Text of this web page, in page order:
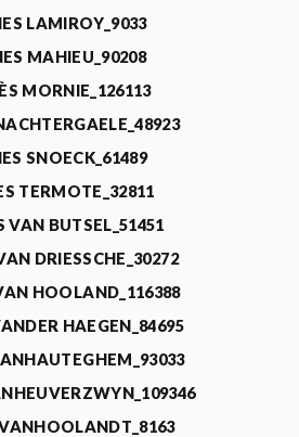
LAMIROY_9033
MAHIEU_90208
MORNIE_126113
SNOECK_61489
TERMOTE_32811
VAN BUTSEL_51451
DRIESSCHE_30272
HOOLAND_116388
HAEGEN_84695